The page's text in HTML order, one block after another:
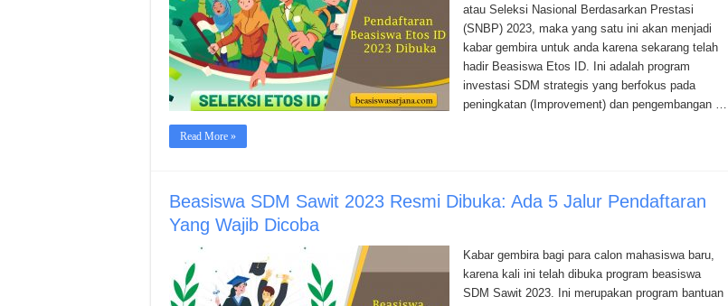
atau Seleksi Nasional Berdasarkan Prestasi
(SNBP) 2023, maka yang satu ini akan menjadi
kabar gembira untuk anda karena sekarang telah
hadir Beasiswa Etos ID. Ini adalah program
investasi SDM strategis yang berfokus pada
peningkatan (Improvement) dan pengembangan …
Read More »
Beasiswa SDM Sawit 2023 Resmi Dibuka: Ada 5 Jalur Pendaftaran
Yang Wajib Dicoba
Kabar gembira bagi para calon mahasiswa baru,
karena kali ini telah dibuka program beasiswa
SDM Sawit 2023. Ini merupakan program bantuan